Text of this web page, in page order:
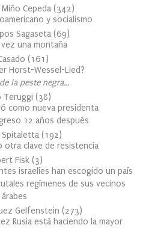
Miño Cepeda (342)
y socialismo
Sagaseta (69)
vez una montaña
(161 )
Horst-Wessel-Lied?
la peste negra…
Teruggi (38)
como nueva presidenta
12 años después
Spitaletta (192)
otra clave de resistencia
Fisk (3)
israelíes han escogido un país
regímenes de sus vecinos
árabes
Gelfenstein (273)
Rusia está haciendo la mayor